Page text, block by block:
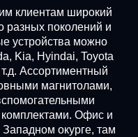
клиентам широкий
разных поколений и
устройства можно
Kia, Hyindai, Toyota
Ассортиментный
магнитолами,
Офис и
окурге, там